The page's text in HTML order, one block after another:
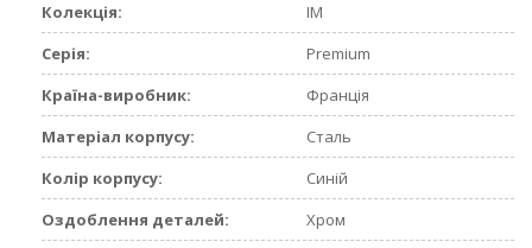
Колекція:
IM
Серія:
Premium
Країна-виробник:
Франція
Матеріал корпусу:
Сталь
Колір корпусу:
Синій
Оздоблення деталей:
Хром